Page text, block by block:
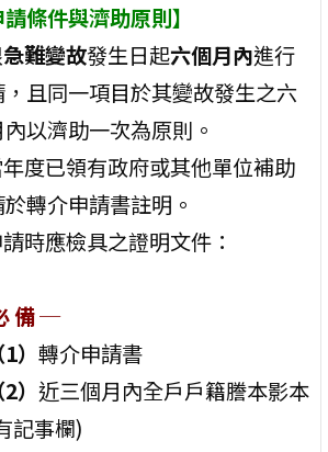
請條件與濟助原則】
急難變故發生日起六個月內進行
，且同一項目於其變故發生之六
以濟助一次為原則。
度已領有政府或其他單位補助
轉介申請書註明。
時應檢具之證明文件：
備 ─
）轉介申請書
）近三個月內全戶戶籍謄本影本
記事欄)